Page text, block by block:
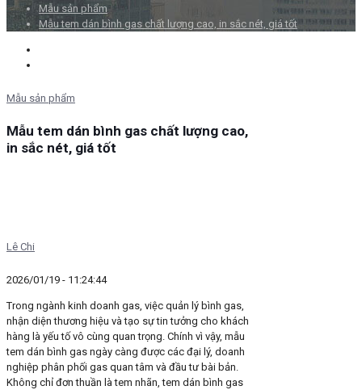
Mẫu sản phẩm
Mẫu tem dán bình gas chất lượng cao, in sắc nét, giá tốt
Mẫu sản phẩm
Mẫu tem dán bình gas chất lượng cao,
in sắc nét, giá tốt
Lê Chi
2026/01/19 - 11:24:44
Trong ngành kinh doanh gas, việc quản lý bình gas,
nhận diện thương hiệu và tạo sự tin tưởng cho khách
hàng là yếu tố vô cùng quan trọng. Chính vì vậy, mẫu
tem dán bình gas ngày càng được các đại lý, doanh
nghiệp phân phối gas quan tâm và đầu tư bài bản.
Không chỉ đơn thuần là tem nhãn, tem dán bình gas